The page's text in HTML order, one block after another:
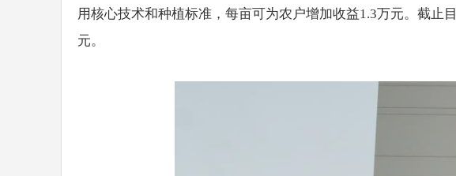
用核心技术和种植标准，每亩可为农户增加收益1.3万元。截止
元。